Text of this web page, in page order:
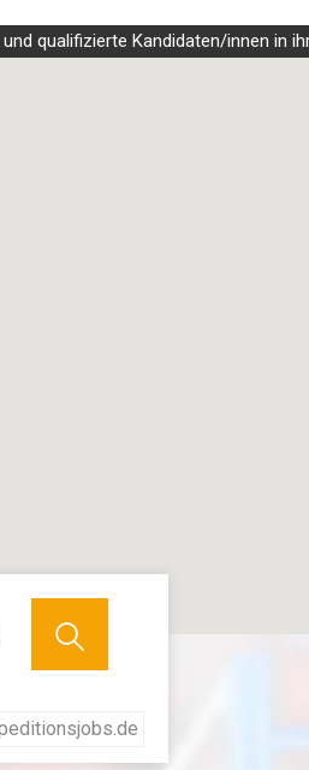
qualifizierte Kandidaten/innen in